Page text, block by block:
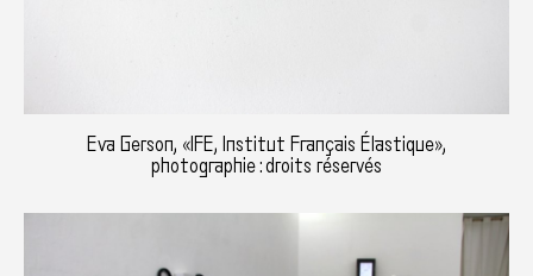
Eva Gerson, «IFE, Institut Français Élastique»,
photographie : droits réservés